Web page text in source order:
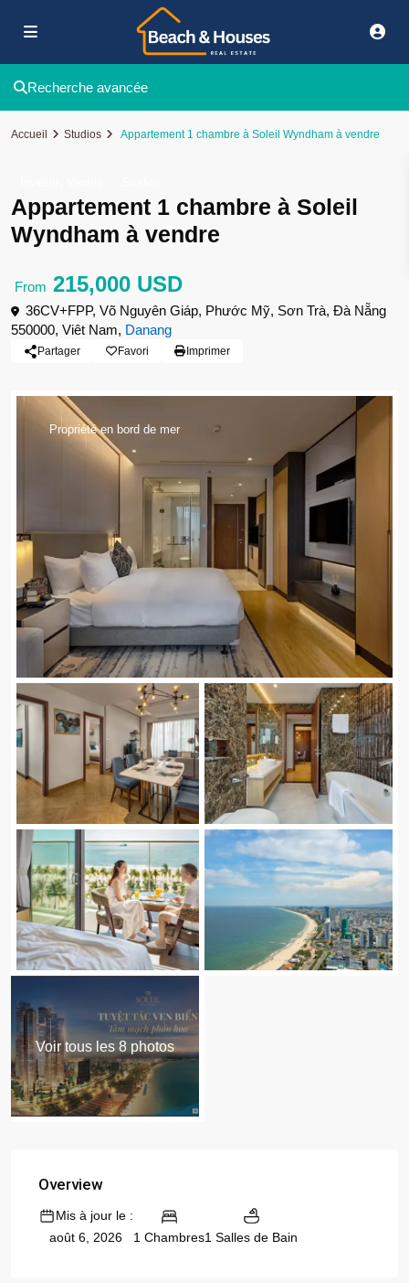
Recherche avancée
Accueil Studios Appartement 1 chambre à Soleil Wyndham à vendre
Appartement 1 chambre à Soleil
Wyndham à vendre
From 215,000 USD
36CV+FPP, Võ Nguyên Giáp, Phước Mỹ, Sơn Trà, Đà Nẵng
550000, Viêt Nam, Danang
Partager Favori Imprimer
Propriété en bord de mer
Voir tous les 8 photos
Overview
Mis à jour le :
août 6, 2026
1 Chambres1 Salles de Bain